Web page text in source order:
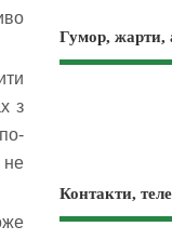
з
не
Гумор, жарти,
Контакти,